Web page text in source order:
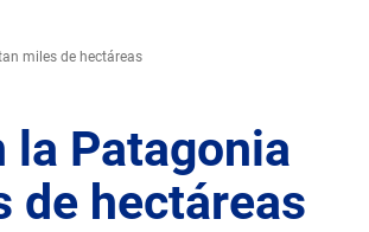
miles de hectáreas
la Patagonia
de hectáreas